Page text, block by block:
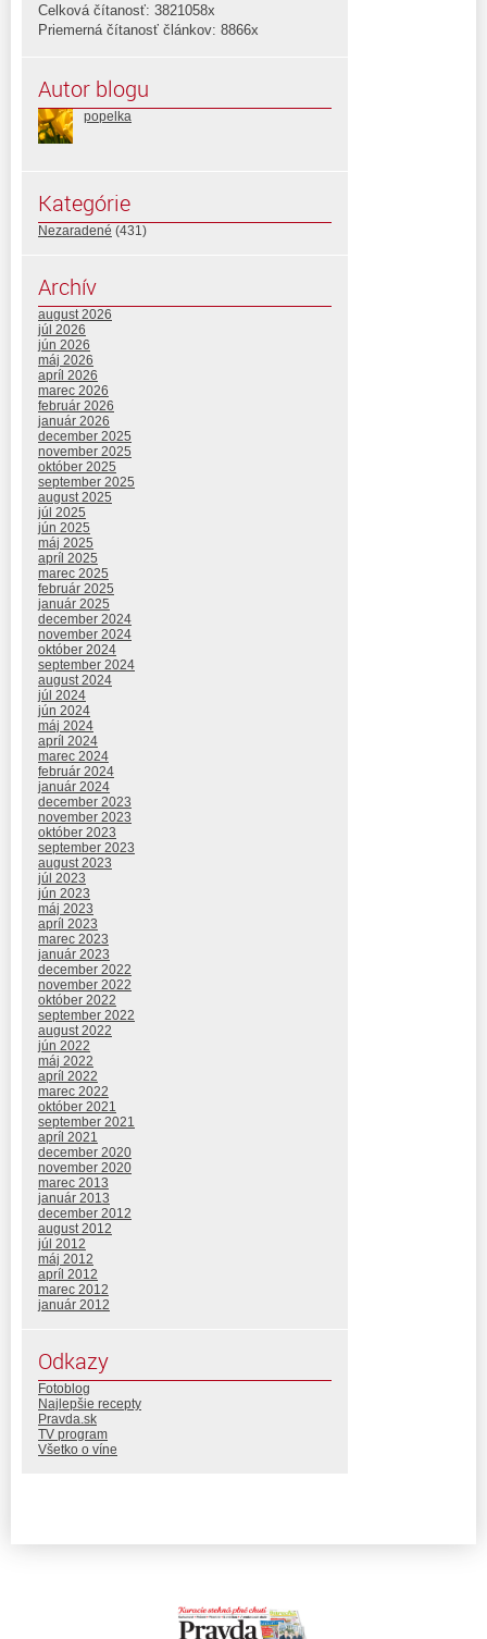
Celková čítanosť: 3821058x
Priemerná čítanosť článkov: 8866x
Autor blogu
popelka
Kategórie
Nezaradené (431)
Archív
august 2026
júl 2026
jún 2026
máj 2026
apríl 2026
marec 2026
február 2026
január 2026
december 2025
november 2025
október 2025
september 2025
august 2025
júl 2025
jún 2025
máj 2025
apríl 2025
marec 2025
február 2025
január 2025
december 2024
november 2024
október 2024
september 2024
august 2024
júl 2024
jún 2024
máj 2024
apríl 2024
marec 2024
február 2024
január 2024
december 2023
november 2023
október 2023
september 2023
august 2023
júl 2023
jún 2023
máj 2023
apríl 2023
marec 2023
január 2023
december 2022
november 2022
október 2022
september 2022
august 2022
jún 2022
máj 2022
apríl 2022
marec 2022
október 2021
september 2021
apríl 2021
december 2020
november 2020
marec 2013
január 2013
december 2012
august 2012
júl 2012
máj 2012
apríl 2012
marec 2012
január 2012
Odkazy
Fotoblog
Najlepšie recepty
Pravda.sk
TV program
Všetko o víne